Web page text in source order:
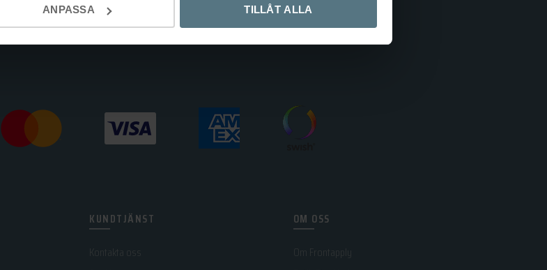
ANPASSA TILLÅT ALLA
KUNDTJÄNST
Kontakta oss
OM OSS
Om Frontapply